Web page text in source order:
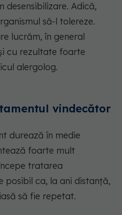
desensibilizare. Adică,
să-l tolereze.
lucrăm, în general
cu rezultate foarte
alergolog.
vindecător
durează în medie
foarte mult
tratarea
posibil ca, la ani distanță,
să fie repetat.